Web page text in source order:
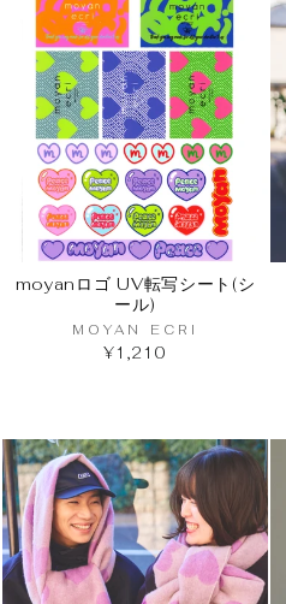
moyanロゴ UV転写シート(シ
ール)
MOYAN ECRI
¥1,210